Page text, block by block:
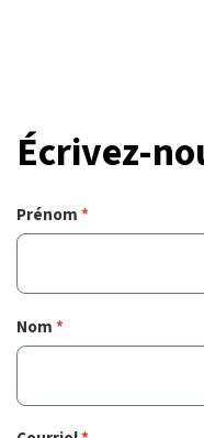
Écrivez-
Prénom*
Nom*